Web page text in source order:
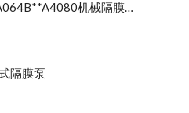
SEKO赛高MS1A064B**A4080机械隔膜计量泵
隔膜泵